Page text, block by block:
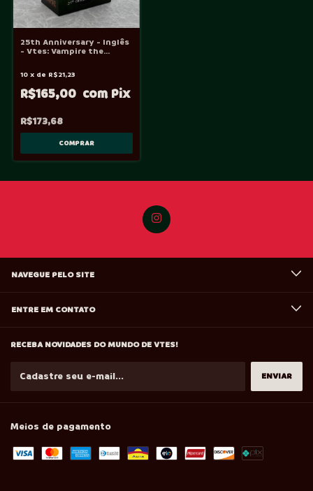
25th Anniversary - Inglês
- Vtes: Vampire the
R$173,68
R$165,00
10 x de R$21,23
NAVEGUE PELO SITE
ENTRE EM CONTATO
RECEBA NOVIDADES DO MUNDO DE VTES!
Meios de pagamento